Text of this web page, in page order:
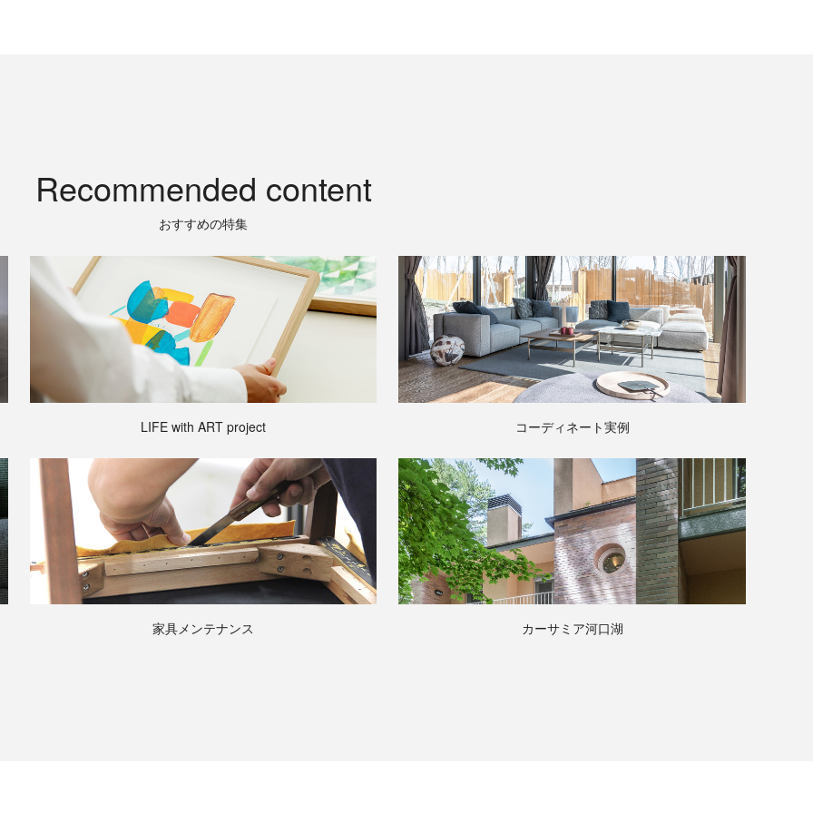
Recommended content
おすすめの特集
LIFE with ART project コーディネート実例
家具メンテナンス カーサミア河口湖